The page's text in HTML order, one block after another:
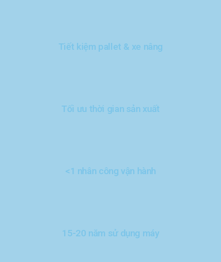
Tiết kiệm pallet & xe nâng
Tối ưu thời gian sản xuất
<1 nhân công vận hành​
15-20 năm sử dụng máy​